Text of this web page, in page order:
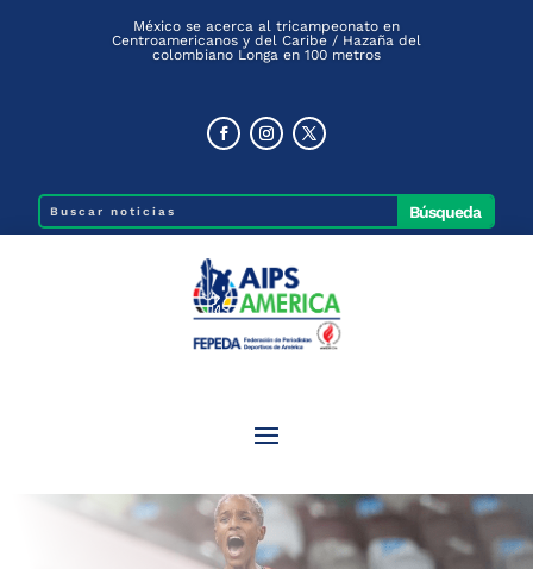
México se acerca al tricampeonato en
Centroamericanos y del Caribe / Hazaña del
colombiano Longa en 100 metros